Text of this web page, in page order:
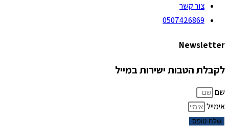
צור קשר
0507426869
Newsletter
לקבלת הטבות ישירות במייל
שם
אימייל
שלח טופס